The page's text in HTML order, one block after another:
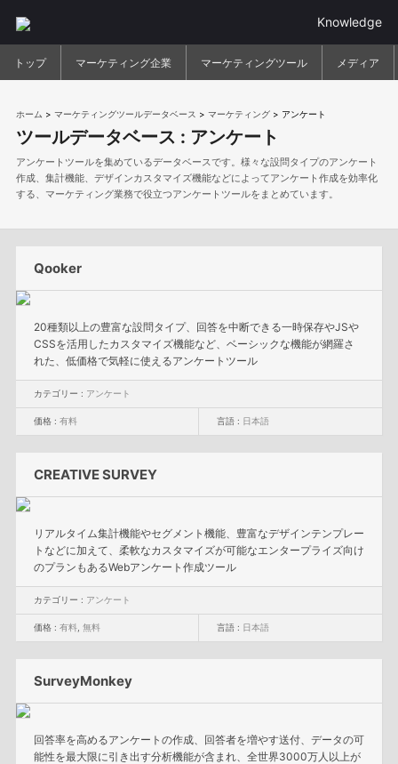
Knowledge
トップ マーケティング企業 マーケティングツール メディア
ホーム > マーケティングツールデータベース > マーケティング> アンケート
ツールデータベース : アンケート
アンケートツールを集めているデータベースです。様々な設問タイプのアンケート
作成、集計機能、デザインカスタマイズ機能などによってアンケート作成を効率化
する、マーケティング業務で役立つアンケートツールをまとめています。
Qooker
20種類以上の豊富な設問タイプ、回答を中断できる一時保存やJSや
CSSを活用したカスタマイズ機能など、ベーシックな機能が網羅さ
れた、低価格で気軽に使えるアンケートツール
カテゴリー : アンケート
価格 : 有料 言語 : 日本語
CREATIVE SURVEY
リアルタイム集計機能やセグメント機能、豊富なデザインテンプレー
トなどに加えて、柔軟なカスタマイズが可能なエンタープライズ向け
のプランもあるWebアンケート作成ツール
カテゴリー : アンケート
価格 : 有料, 無料 言語 : 日本語
SurveyMonkey
回答率を高めるアンケートの作成、回答者を増やす送付、データの可
能性を最大限に引き出す分析機能が含まれ、全世界3000万人以上が